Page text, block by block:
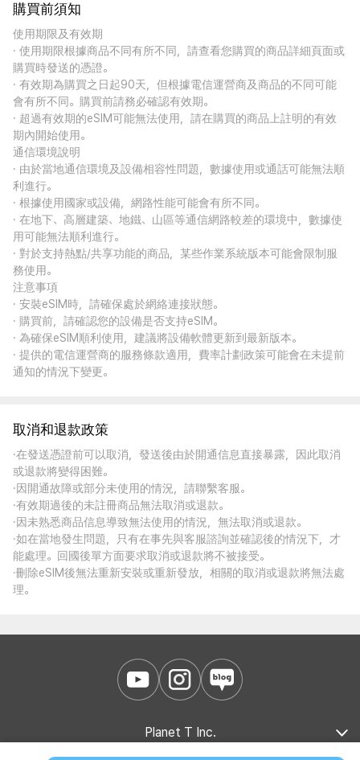
購買前須知
使用期限及有效期
· 使用期限根據商品不同有所不同，請查看您購買的商品詳細頁面或
購買時發送的憑證。
· 有效期為購買之日起90天，但根據電信運營商及商品的不同可能
會有所不同。購買前請務必確認有效期。
· 超過有效期的eSIM可能無法使用，請在購買的商品上註明的有效
期內開始使用。
通信環境說明
· 由於當地通信環境及設備相容性問題，數據使用或通話可能無法順
利進行。
· 根據使用國家或設備，網路性能可能會有所不同。
· 在地下、高層建築、地鐵、山區等通信網路較差的環境中，數據使
用可能無法順利進行。
· 對於支持熱點/共享功能的商品，某些作業系統版本可能會限制服
務使用。
注意事項
· 安裝eSIM時，請確保處於網絡連接狀態。
· 購買前，請確認您的設備是否支持eSIM。
· 為確保eSIM順利使用，建議將設備軟體更新到最新版本。
· 提供的電信運營商的服務條款適用，費率計劃政策可能會在未提前
通知的情況下變更。
取消和退款政策
·在發送憑證前可以取消，發送後由於開通信息直接暴露，因此取消
或退款將變得困難。
·因開通故障或部分未使用的情況，請聯繫客服。
·有效期過後的未註冊商品無法取消或退款。
·因未熟悉商品信息導致無法使用的情況，無法取消或退款。
·如在當地發生問題，只有在事先與客服諮詢並確認後的情況下，才
能處理。回國後單方面要求取消或退款將不被接受。
·刪除eSIM後無法重新安裝或重新發放，相關的取消或退款將無法處
理。
Planet T Inc.